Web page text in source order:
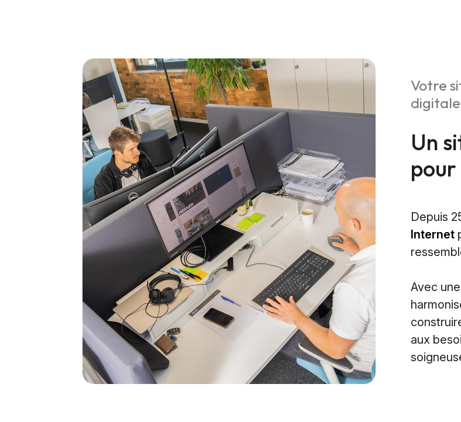
Votre
digitale
Un
Depuis
Internet
Avec
aux